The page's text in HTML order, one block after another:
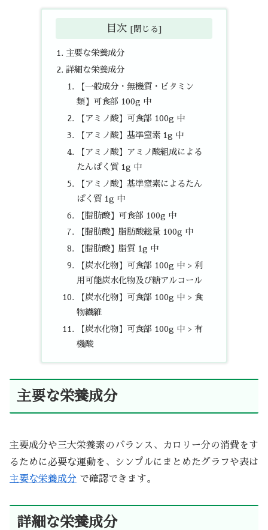
目次
主要な栄養成分
詳細な栄養成分
【一般成分・無機質・ビタミン
類】可食部 100g 中
【アミノ酸】可食部 100g 中
【アミノ酸】基準窒素 1g 中
【アミノ酸】アミノ酸組成による
たんぱく質 1g 中
【アミノ酸】基準窒素によるたん
ぱく質 1g 中
【脂肪酸】可食部 100g 中
【脂肪酸】脂肪酸総量 100g 中
【脂肪酸】脂質 1g 中
【炭水化物】可食部 100g 中 > 利
用可能炭水化物及び糖アルコール
【炭水化物】可食部 100g 中 > 食
物繊維
【炭水化物】可食部 100g 中 > 有
機酸
主要な栄養成分
主要成分や三大栄養素のバランス、カロリー分の消費をす
るために必要な運動を、シンプルにまとめたグラフや表は
主要な栄養成分 で確認できます。
詳細な栄養成分